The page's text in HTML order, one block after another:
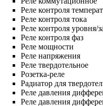
Реле контроля
Реле контроля тока
Реле контроля уровня/
Реле контроля фаз
Реле мощности
Реле напряжения
Реле твердотельное
Розетка-реле
Радиатор для
Реле давления
Реле давления